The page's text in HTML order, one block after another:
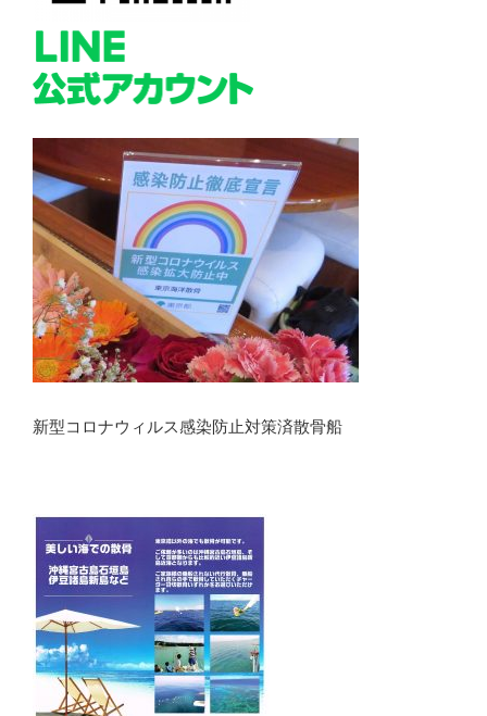
新型コロナウィルス感染防止対策済散骨船